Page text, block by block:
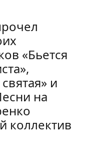
«Бьется
и
на
коллектив